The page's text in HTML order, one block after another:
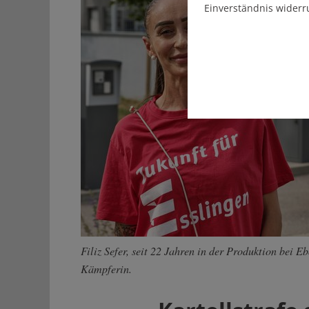
Filiz Sefer, seit 22 Jahren in der Produktion bei
Kämpferin.
Einverständnis